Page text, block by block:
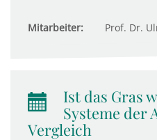
Mitarbeiter: Prof. Dr.
Ist das Gras
Systeme der
Vergleich